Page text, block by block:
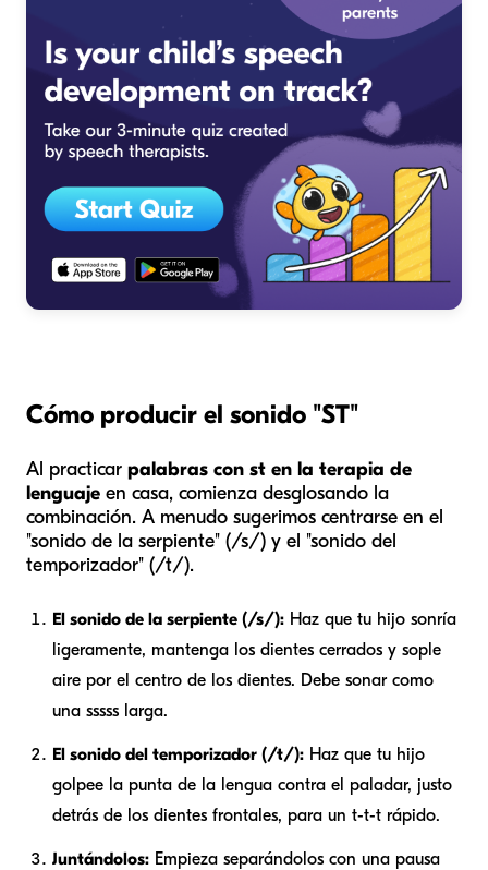
Cómo producir el sonido "ST"
Al practicar palabras con st en la terapia de
lenguaje en casa, comienza desglosando la
combinación. A menudo sugerimos centrarse en el
"sonido de la serpiente" (/s/) y el "sonido del
temporizador" (/t/).
El sonido de la serpiente (/s/): Haz que tu hijo sonría
ligeramente, mantenga los dientes cerrados y sople
aire por el centro de los dientes. Debe sonar como
una sssss larga.
El sonido del temporizador (/t/): Haz que tu hijo
golpee la punta de la lengua contra el paladar, justo
detrás de los dientes frontales, para un t-t-t rápido.
Juntándolos: Empieza separándolos con una pausa